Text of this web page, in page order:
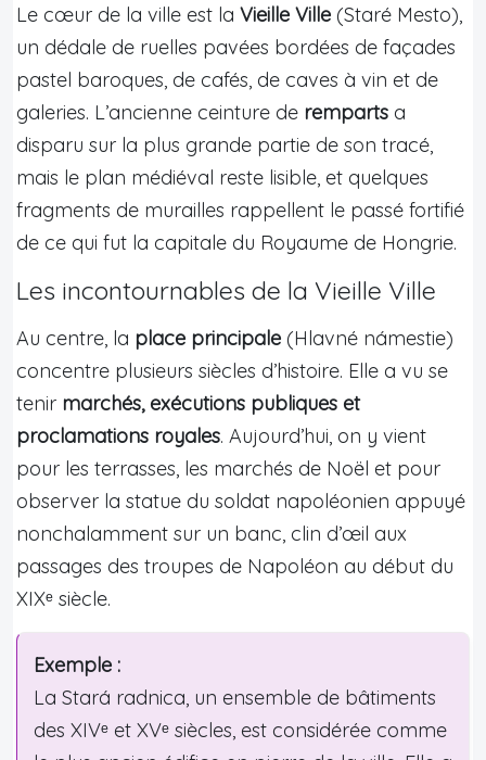
Le cœur de la ville est la Vieille Ville (Staré Mesto),
un dédale de ruelles pavées bordées de façades
pastel baroques, de cafés, de caves à vin et de
galeries. L’ancienne ceinture de remparts a
disparu sur la plus grande partie de son tracé,
mais le plan médiéval reste lisible, et quelques
fragments de murailles rappellent le passé fortifié
de ce qui fut la capitale du Royaume de Hongrie.
Les incontournables de la Vieille Ville
Au centre, la place principale (Hlavné námestie)
concentre plusieurs siècles d’histoire. Elle a vu se
tenir marchés, exécutions publiques et
proclamations royales. Aujourd’hui, on y vient
pour les terrasses, les marchés de Noël et pour
observer la statue du soldat napoléonien appuyé
nonchalamment sur un banc, clin d’œil aux
passages des troupes de Napoléon au début du
XIXᵉ siècle.
Exemple :
La Stará radnica, un ensemble de bâtiments
des XIVᵉ et XVᵉ siècles, est considérée comme